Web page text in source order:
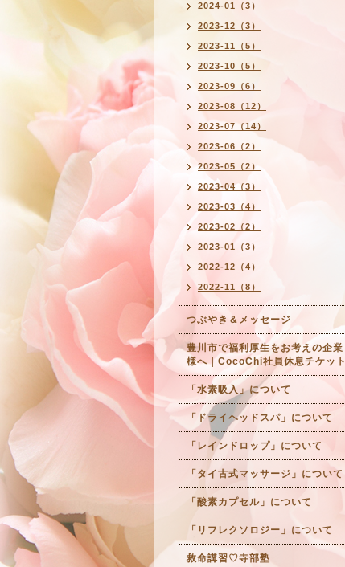
2024-01（3）
2023-12（3）
2023-11（5）
2023-10（5）
2023-09（6）
2023-08（12）
2023-07（14）
2023-06（2）
2023-05（2）
2023-04（3）
2023-03（4）
2023-02（2）
2023-01（3）
2022-12（4）
2022-11（8）
つぶやき＆メッセージ
豊川市で福利厚生をお考えの企業
様へ｜CocoChi社員休息チケット
「水素吸入」について
「ドライヘッドスパ」について
「レインドロップ」について
「タイ古式マッサージ」について
「酸素カプセル」について
「リフレクソロジー」について
救命講習♡寺部塾